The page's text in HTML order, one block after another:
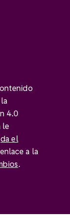
4.0
le
da el
a la
.